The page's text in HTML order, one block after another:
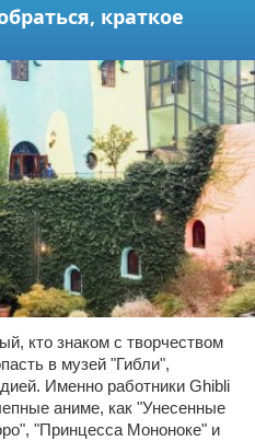
краткое
кто знаком с творчеством
в музей "Гибли",
Именно работники Ghibli
аниме, как "Унесенные
"Принцесса Мононоке" и